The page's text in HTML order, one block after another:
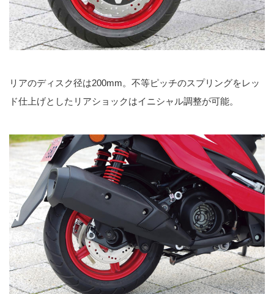
リアのディスク径は200mm。不等ピッチのスプリングをレッ
ド仕上げとしたリアショックはイニシャル調整が可能。